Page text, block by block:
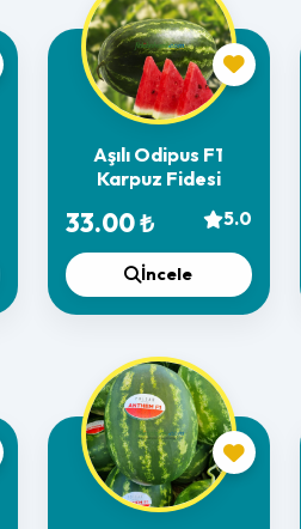
Aşılı Odipus F1
Karpuz Fidesi
33.00 ₺ 5.0
İncele